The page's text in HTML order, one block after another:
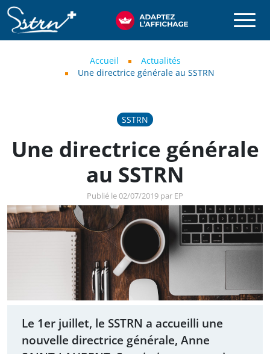
Aller au contenu principal
SSTRN
Accueil
Actualités
Une directrice générale au SSTRN
SSTRN
Une directrice générale
au SSTRN
Publié le 02/07/2019 par EP
Le 1er juillet, le SSTRN a accueilli une
nouvelle directrice générale, Anne